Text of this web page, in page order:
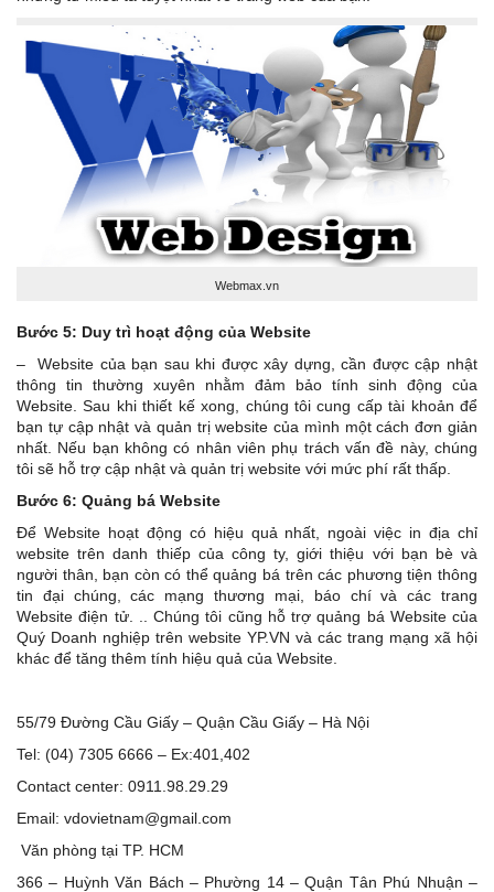
Webmax.vn
Bước 5: Duy trì hoạt động của Website
– Website của bạn sau khi được xây dựng, cần được cập nhật
thông tin thường xuyên nhằm đảm bảo tính sinh động của
Website. Sau khi thiết kế xong, chúng tôi cung cấp tài khoản để
bạn tự cập nhật và quản trị website của mình một cách đơn giản
nhất. Nếu bạn không có nhân viên phụ trách vấn đề này, chúng
tôi sẽ hỗ trợ cập nhật và quản trị website với mức phí rất thấp.
Bước 6: Quảng bá Website
Để Website hoạt động có hiệu quả nhất, ngoài việc in địa chỉ
website trên danh thiếp của công ty, giới thiệu với bạn bè và
người thân, bạn còn có thể quảng bá trên các phương tiện thông
tin đại chúng, các mạng thương mại, báo chí và các trang
Website điện tử. .. Chúng tôi cũng hỗ trợ quảng bá Website của
Quý Doanh nghiệp trên website YP.VN và các trang mạng xã hội
khác để tăng thêm tính hiệu quả của Website.
55/79 Đường Cầu Giấy – Quận Cầu Giấy – Hà Nội
Tel: (04) 7305 6666 – Ex:401,402
Contact center: 0911.98.29.29
Email: vdovietnam@gmail.com
Văn phòng tại TP. HCM
366 – Huỳnh Văn Bách – Phường 14 – Quận Tân Phú Nhuận –